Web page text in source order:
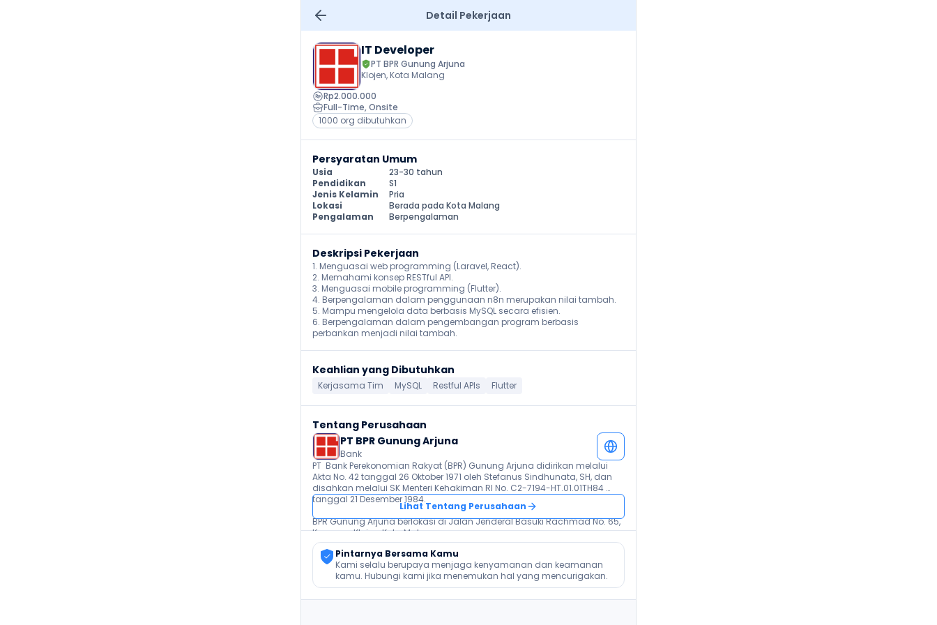
Detail Pekerjaan
IT Developer
PT BPR Gunung Arjuna
Klojen, Kota Malang
Rp2.000.000
Full-Time, Onsite
1000 org dibutuhkan
Persyaratan Umum
Usia
23-30 tahun
Pendidikan
S1
Jenis Kelamin
Pria
Lokasi
Berada pada Kota Malang
Pengalaman
Berpengalaman
Deskripsi Pekerjaan
1. Menguasai web programming (Laravel, React).
2. Memahami konsep RESTful API.
3. Menguasai mobile programming (Flutter).
4. Berpengalaman dalam penggunaan n8n merupakan nilai tambah.
5. Mampu mengelola data berbasis MySQL secara efisien.
6. Berpengalaman dalam pengembangan program berbasis
perbankan menjadi nilai tambah.
Keahlian yang Dibutuhkan
Kerjasama Tim MySQL Restful APIs Flutter
Tentang Perusahaan
PT BPR Gunung Arjuna
Bank
PT  Bank Perekonomian Rakyat (BPR) Gunung Arjuna didirikan melalui
Akta No. 42 tanggal 26 Oktober 1971 oleh Stefanus Sindhunata, SH, dan
disahkan melalui SK Menteri Kehakiman RI No. C2-7194-HT.01.01TH84
tanggal 21 Desember 1984.
BPR Gunung Arjuna berlokasi di Jalan Jenderal Basuki Rachmad No. 65,
Kauman, Klojen, Kota Malang.
BPR Gunung Arjuna berada di bawah pengawasan Otoritas Jasa
Keuangan (OJK) dan simpanannya dijamin oleh Lembaga Penjamin
Simpanan (LPS).
Lihat Tentang Perusahaan
Pintarnya Bersama Kamu
Kami selalu berupaya menjaga kenyamanan dan keamanan
kamu. Hubungi kami jika menemukan hal yang mencurigakan.